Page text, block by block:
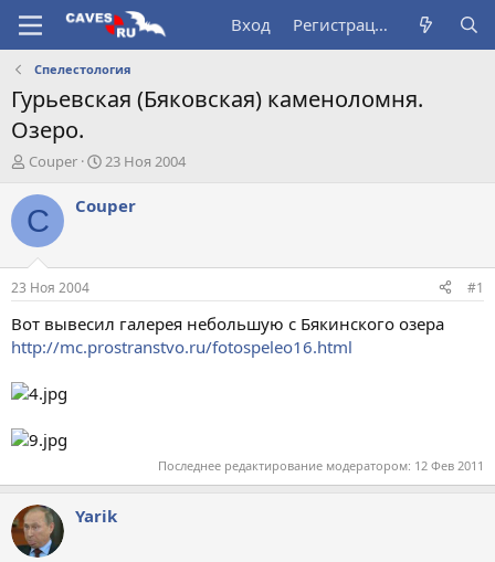
Вход Регистрация
Спелестология
Гурьевская (Бяковская) каменоломня.
Озеро.
А
т
о
т
е
м
ы
Couper
Д
т
а
а
л
23 Ноя 2004
C Couper
23 Ноя 2004 #1
Вот вывесил галерея небольшую с Бякинского озера
http://mc.prostranstvo.ru/fotospeleo16.html
Последнее редактирование модератором: 12 Фев 2011
Yarik